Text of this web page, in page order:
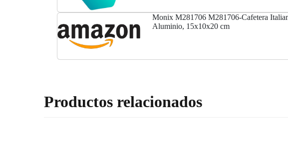
Monix M281706 M281706-Cafetera
Aluminio, 15x10x20 cm
Productos relacionados